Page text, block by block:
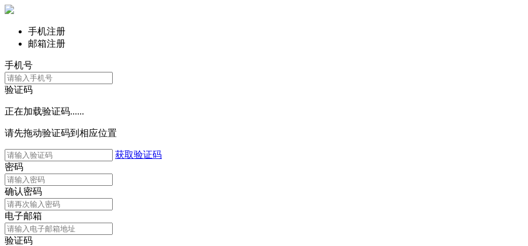
手机注册
邮箱注册
手机号
验证码
正在加载验证码......
请先拖动验证码到相应位置
获取验证码
密码
确认密码
电子邮箱
验证码